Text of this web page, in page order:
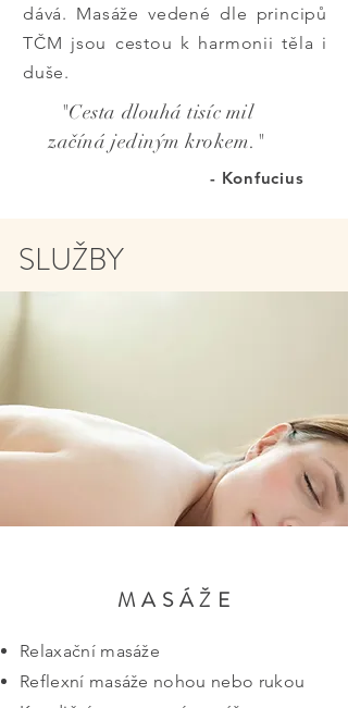
dává. Masáže vedené dle principů
TČM jsou cestou k harmonii těla i
duše.
"Cesta dlouhá tisíc mil
začíná jediným krokem."
- Konfucius
SLUŽBY
M A S Á Ž E
Relaxační masáže
Reflexní masáže nohou nebo rukou